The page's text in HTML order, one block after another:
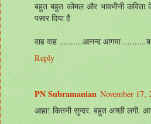
बहुत बहुत कोमल और भावभीनी
पसार दिया है
वाह वाह ..........आनन्द आगया
Reply
PN Subramanian November 17,
आहा! कितनी सुन्दर. बहुत अच्छी लगी.